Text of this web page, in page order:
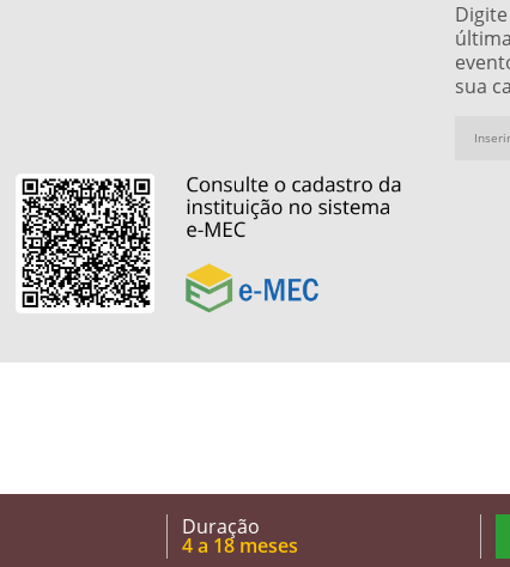
Duração
4 a 18 meses
sua